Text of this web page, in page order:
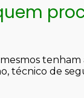
tenham
técnico de